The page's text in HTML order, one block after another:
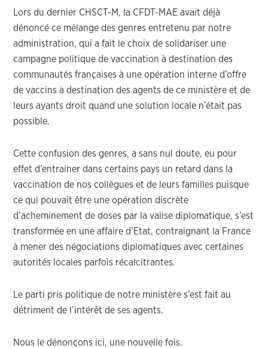
Lors du dernier CHSCT-M, la CFDT-MAE avait déjà
dénoncé ce mélange des genres entretenu par notre
administration, qui a fait le choix de solidariser une
campagne politique de vaccination à destination des
communautés françaises à une opération interne d’offre
de vaccins à destination des agents de ce ministère et de
leurs ayants droit quand une solution locale n’était pas
possible.
Cette confusion des genres, a sans nul doute, eu pour
effet d’entrainer dans certains pays un retard dans la
vaccination de nos collègues et de leurs familles puisque
ce qui pouvait être une opération discrète
d’acheminement de doses par la valise diplomatique, s’est
transformée en une affaire d’Etat, contraignant la France
à mener des négociations diplomatiques avec certaines
autorités locales parfois récalcitrantes.
Le parti pris politique de notre ministère s’est fait au
détriment de l’intérêt de ses agents.
Nous le dénonçons ici, une nouvelle fois.